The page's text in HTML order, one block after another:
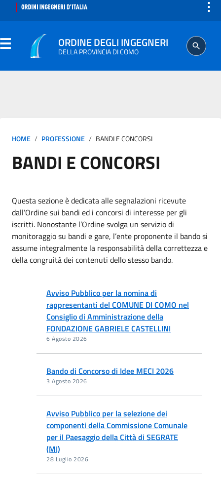
⋮
ORDINE DEGLI INGEGNERI
DELLA PROVINCIA DI COMO
ISCRITTO
PROFESSIONE
AGGIORNAMENTO PROFESSIONALE
HOME PROFESSIONE BANDI E CONCORSI
BANDI E CONCORSI
Questa sezione è dedicata alle segnalazioni ricevute
dall’Ordine sui bandi ed i concorsi di interesse per gli
iscritti. Nonostante l’Ordine svolga un servizio di
monitoraggio su bandi e gare, l’ente proponente il bando si
assume integralmente la responsabilità della correttezza e
della congruità dei contenuti dello stesso bando.
Avviso Pubblico per la nomina di
rappresentanti del COMUNE DI COMO nel
Consiglio di Amministrazione della
FONDAZIONE GABRIELE CASTELLINI
6 Agosto 2026
Bando di Concorso di Idee MECI 2026
3 Agosto 2026
Avviso Pubblico per la selezione dei
componenti della Commissione Comunale
per il Paesaggio della Città di SEGRATE
(MI)
28 Luglio 2026